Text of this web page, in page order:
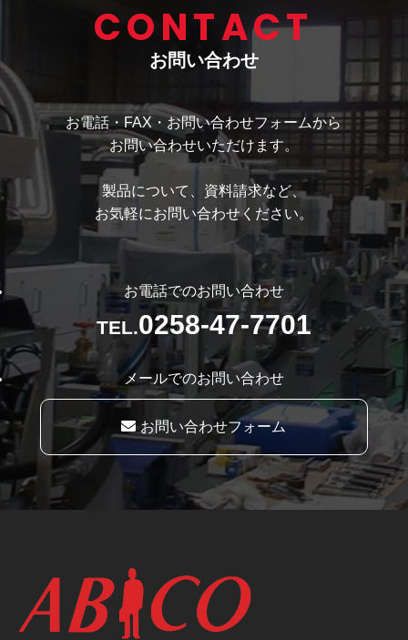
CONTACT
お問い合わせ
お電話・FAX・お問い合わせフォームから
お問い合わせいただけます。
製品について、資料請求など、
お気軽にお問い合わせください。
お電話でのお問い合わせ
TEL.0258-47-7701
メールでのお問い合わせ
お問い合わせフォーム